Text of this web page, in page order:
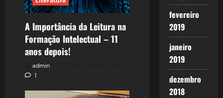
A Importância da Leitura na
Formação Intelectual – 11
anos depois!
admin
1
fevereiro
2019
janeiro
2019
dezembro
2018